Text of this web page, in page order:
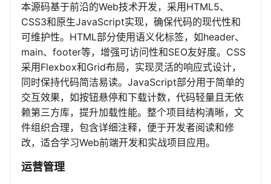
本源码基于前沿的Web技术开发，采用HTML5、
CSS3和原生JavaScript实现，确保代码的现代性和
可维护性。HTML部分使用语义化标签，如header、
main、footer等，增强可访问性和SEO友好度。CSS
采用Flexbox和Grid布局，实现灵活的响应式设计，
同时保持代码简洁易读。JavaScript部分用于简单的
交互效果，如按钮悬停和下载计数，代码轻量且无依
赖第三方库，提升加载性能。整个项目结构清晰，文
件组织合理，包含详细注释，便于开发者阅读和修
改，适合学习Web前端开发和实战项目应用。
运营管理